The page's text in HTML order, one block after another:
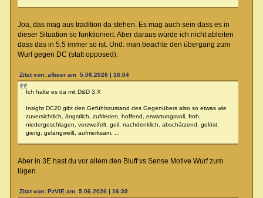
Joa, das mag aus tradition da stehen. Es mag auch sein dass es in
dieser Situation so funktioniert. Aber daraus würde ich nicht ableiten
dass das in 5.5 immer so ist. Und: man beachte den übergang zum
Wurf gegen DC (statt opposed).
Zitat von: afbeer am 5.06.2026 | 16:04
Ich halte es da mit D&D 3.X
Insight DC20 gibt den Gefühlszustand des Gegenübers also so etwas wie
zuversichtlich, ängstlich, zufrieden, hoffend, erwartungsvoll, froh,
niedergeschlagen, verzweifelt, geil, nachdenklich, abschätzend, gelöst,
gierig, gelangweilt, aufmerksam, ...
Aber in 3E hast du vor allem den Bluff vs Sense Motive Wurf zum
lügen.
Zitat von: PzVIE am 5.06.2026 | 16:39